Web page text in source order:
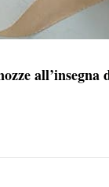
all’insegna